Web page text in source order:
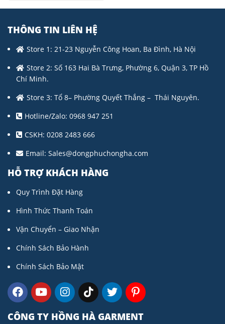
THÔNG TIN LIÊN HỆ
Store 1: 21-23 Nguyễn Công Hoan, Ba Đình, Hà Nội
Store 2: Số 163 Hai Bà Trưng, Phường 6, Quận 3, TP Hồ
Chí Minh.
Store 3: Tổ 8– Phường Quyết Thắng – Thái Nguyên.
Hotline/Zalo: 0968 947 251
CSKH: 0208 2483 666
Email: Sales@dongphuchongha.com
HỖ TRỢ KHÁCH HÀNG
Quy Trình Đặt Hàng
Hình Thức Thanh Toán
Vận Chuyển – Giao Nhận
Chính Sách Bảo Hành
Chính Sách Bảo Mật
CÔNG TY HỒNG HÀ GARMENT